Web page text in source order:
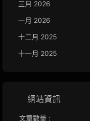
三月 2026
一月 2026
十二月 2025
十一月 2025
網站資訊
文章數量 :